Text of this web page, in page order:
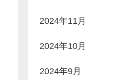
2024年11月
2024年10月
2024年9月